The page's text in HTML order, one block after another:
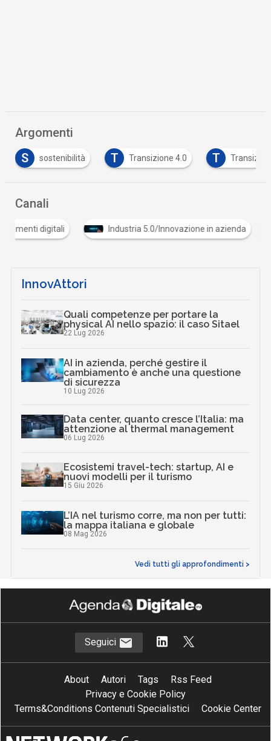
Argomenti
S
sostenibilità T Transizione 4.0 T
Canali
digitali Industria 5.0/Innovazione in azienda
InnovAttori
Quali competenze per portare la
physical AI nello spazio: il caso Sitael
22 Lug 2026
AI in azienda, perché gestire il
cambiamento è anche una questione
di sicurezza
10 Lug 2026
Data center, quanto cresce l’Italia: ma
attenzione al thermal management
06 Lug 2026
Ecosistemi travel-tech: startup, AI e
nuovi modelli per il turismo
15 Giu 2026
L’IA nel turismo corre, ma non per tutti:
la mappa italiana e globale
08 Mag 2026
Vedi tutti gli approfondimenti >
Seguici
About Autori Tags
Rss Feed
Privacy e Cookie Policy
Terms&Conditions Contenuti Specialistici
Cookie Center